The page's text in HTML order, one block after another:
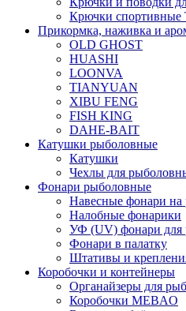
Крючки спортивные
Прикормка, наживка и
OLD GHOST
HUASHI
LOONVA
TIANYUAN
XIBU FENG
FISH KING
DAHE-BAIT
Катушки рыболовные
Катушки
Чехлы для
Фонари рыболовные
Навесные фонари на
Налобные фонарики
УФ (UV) фонари для
Фонари в палатку
Штативы и
Коробочки и контейнеры
Органайзеры для
Коробочки MEBAO